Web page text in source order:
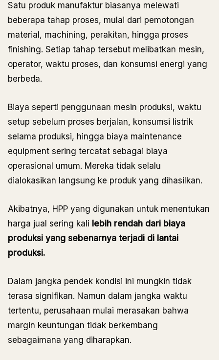
Satu produk manufaktur biasanya melewati
beberapa tahap proses, mulai dari pemotongan
material, machining, perakitan, hingga proses
finishing. Setiap tahap tersebut melibatkan mesin,
operator, waktu proses, dan konsumsi energi yang
berbeda.
Biaya seperti penggunaan mesin produksi, waktu
setup sebelum proses berjalan, konsumsi listrik
selama produksi, hingga biaya maintenance
equipment sering tercatat sebagai biaya
operasional umum. Mereka tidak selalu
dialokasikan langsung ke produk yang dihasilkan.
Akibatnya, HPP yang digunakan untuk menentukan
harga jual sering kali lebih rendah dari biaya
produksi yang sebenarnya terjadi di lantai
produksi.
Dalam jangka pendek kondisi ini mungkin tidak
terasa signifikan. Namun dalam jangka waktu
tertentu, perusahaan mulai merasakan bahwa
margin keuntungan tidak berkembang
sebagaimana yang diharapkan.